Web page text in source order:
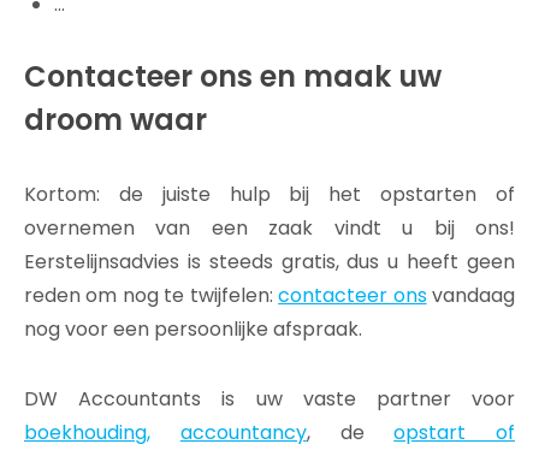
Contacteer ons en maak uw
droom waar
Kortom: de juiste hulp bij het opstarten of
overnemen van een zaak vindt u bij ons!
Eerstelijnsadvies is steeds gratis, dus u heeft geen
reden om nog te twijfelen:contacteer onsvandaag
nog voor een persoonlijke afspraak.
DW Accountants is uw vaste partner voor
boekhouding,
accountancy, deopstart of